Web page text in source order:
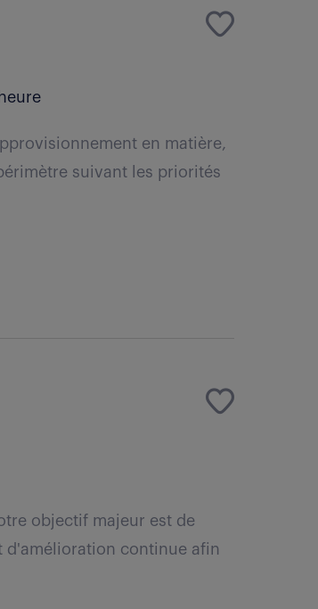
en matière,
suivant les priorités
objectif majeur est de
d'amélioration continue afin